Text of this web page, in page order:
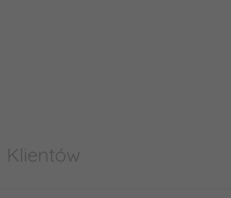
Klientów